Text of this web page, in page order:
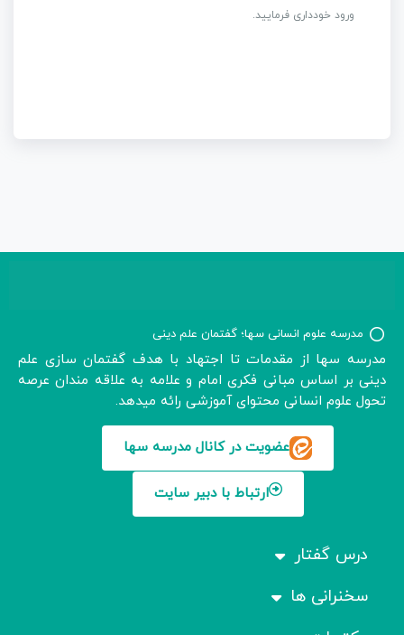
ورود خودداری فرمایید.
مدرسه علوم انسانی سها؛ گفتمان علم دینی
مدرسه سها از مقدمات تا اجتهاد با هدف گفتمان سازی علم
دینی بر اساس مبانی فکری امام و علامه به علاقه مندان عرصه
تحول علوم انسانی محتوای آموزشی رائه میدهد.
عضویت در کانال مدرسه سها
ارتباط با دبیر سایت
درس گفتار
سخنرانی ها